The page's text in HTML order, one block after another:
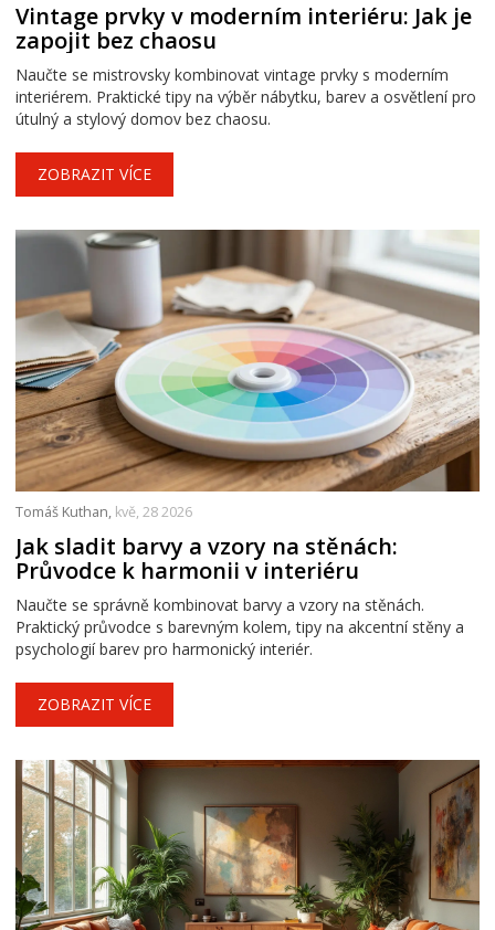
Vintage prvky v moderním interiéru: Jak je
zapojit bez chaosu
Naučte se mistrovsky kombinovat vintage prvky s moderním
interiérem. Praktické tipy na výběr nábytku, barev a osvětlení pro
útulný a stylový domov bez chaosu.
ZOBRAZIT VÍCE
Tomáš Kuthan, kvě, 28 2026
Jak sladit barvy a vzory na stěnách:
Průvodce k harmonii v interiéru
Naučte se správně kombinovat barvy a vzory na stěnách.
Praktický průvodce s barevným kolem, tipy na akcentní stěny a
psychologií barev pro harmonický interiér.
ZOBRAZIT VÍCE